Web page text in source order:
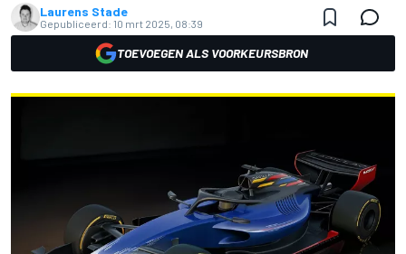
Laurens Stade
Gepubliceerd: 10 mrt 2025, 08:39
TOEVOEGEN ALS VOORKEURSBRON